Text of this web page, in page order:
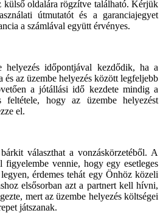
külső oldalára rögzítve található. Kérjük
útmutatót és a garanciajegyet
a számlával együtt érvényes.
időpontjával kezdődik, ha a
és az üzembe helyezés között legfeljebb
a jótállási idő kezdete mindig a
feltétele, hogy az üzembe helyezést
el.
választhat a vonzáskörzetéből. A
figyelembe vennie, hogy egy esetleges
érdemes tehát egy Önhöz közeli
elsősorban azt a partnert kell hívni,
mert az üzembe helyezés költségei
játszanak.